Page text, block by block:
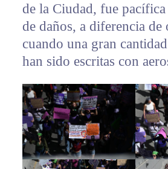
de la Ciudad, fue
de daños, a diferencia de
cuando una gran
han sido escritas con